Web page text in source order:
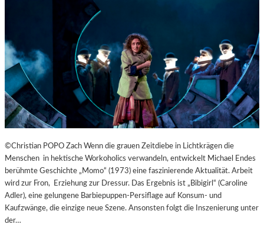
G
E
R
O
S
T
R
F
E
S
T
S
©Christian POPO Zach Wenn die grauen Zeitdiebe in Lichtkrägen die
Menschen in hektische Workoholics verwandeln, entwickelt Michael Endes
berühmte Geschichte „Momo“ (1973) eine faszinierende Aktualität. Arbeit
wird zur Fron, Erziehung zur Dressur. Das Ergebnis ist „Bibigirl“ (Caroline
Adler), eine gelungene Barbiepuppen-Persiflage auf Konsum- und
Kaufzwänge, die einzige neue Szene. Ansonsten folgt die Inszenierung unter
der…